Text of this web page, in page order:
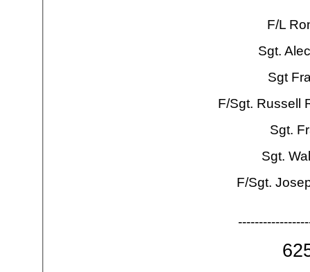
F/L
Sgt.
Sgt
F/Sgt. Russell
Sgt.
Sgt.
F/Sgt.
-----------------